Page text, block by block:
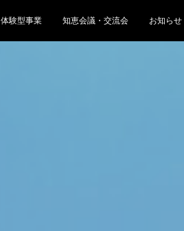
体験型事業 知恵会議・交流会 お知らせ